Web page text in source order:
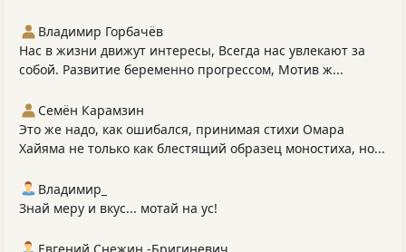
Владимир Горбачёв
Нас в жизни движут интересы, Всегда нас увлекают за
собой. Развитие беременно прогрессом, Мотив ж...
Семён Карамзин
Это же надо, как ошибался, принимая стихи Омара
Хайяма не только как блестящий образец моностиха, но...
Владимир_
Знай меру и вкус... мотай на ус!
Евгений Снежин -Бригиневич